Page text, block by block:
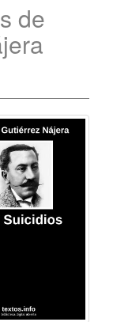
de